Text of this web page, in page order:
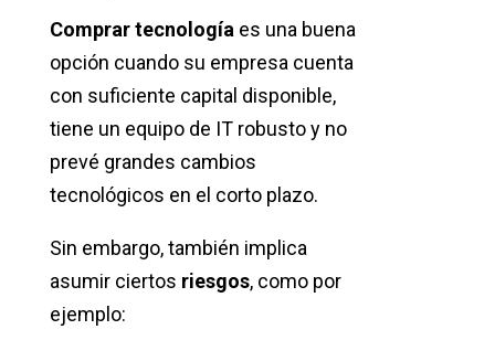
Comprar tecnología es una buena
opción cuando su empresa cuenta
con suficiente capital disponible,
tiene un equipo de IT robusto y no
prevé grandes cambios
tecnológicos en el corto plazo.
Sin embargo, también implica
asumir ciertos riesgos, como por
ejemplo: